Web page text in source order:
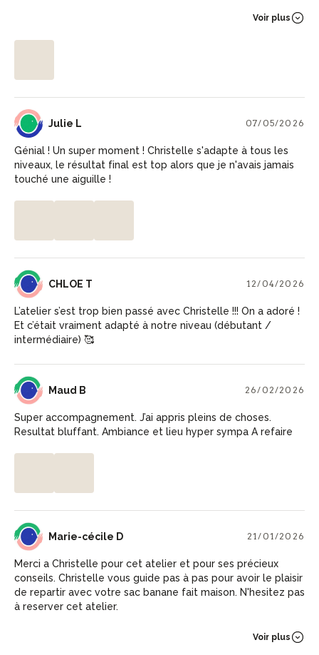
Voir plus
JL Julie L 07/05/2026
Génial ! Un super moment ! Christelle s'adapte à tous les
niveaux, le résultat final est top alors que je n'avais jamais
touché une aiguille !
CT CHLOE T 12/04/2026
L’atelier s’est trop bien passé avec Christelle !!! On a adoré !
Et c’était vraiment adapté à notre niveau (débutant /
intermédiaire) 🥰
MB Maud B 26/02/2026
Super accompagnement. J’ai appris pleins de choses.
Resultat bluffant. Ambiance et lieu hyper sympa A refaire
MD Marie-cécile D 21/01/2026
Merci a Christelle pour cet atelier et pour ses précieux
conseils. Christelle vous guide pas à pas pour avoir le plaisir
de repartir avec votre sac banane fait maison. N'hesitez pas
à reserver cet atelier.
Voir plus